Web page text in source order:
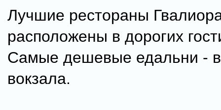
Лучшие рестораны
расположены в дорогих
Самые дешевые едальни -
вокзала.